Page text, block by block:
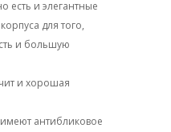
есть и элегантные
для того,
и большую
и хорошая
имеют антибликовое